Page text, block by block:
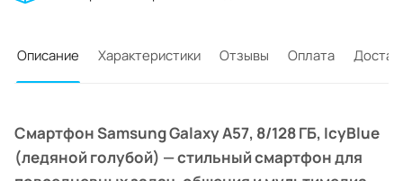
Описание Характеристики Отзывы Оплата
Смартфон Samsung Galaxy A57, 8/128 ГБ, IcyBlue
(ледяной голубой) — стильный смартфон для